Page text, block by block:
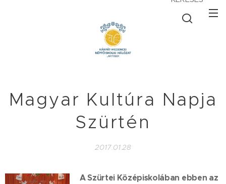
Magyar Kultúra Napja
Szürtén
2017.01.28
A Szürtei Középiskolában ebben az